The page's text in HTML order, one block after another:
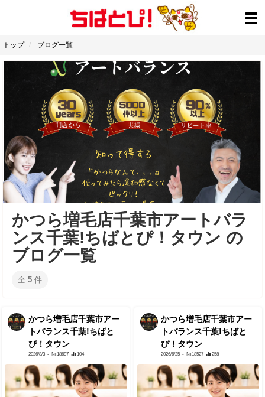
トップ ブログ一覧
かつら増毛店千葉市アートバラ
ンス千葉!ちばとぴ！タウン の
ブログ一覧
全 5 件
かつら増毛店千葉市アー
トバランス千葉!ちばと
ぴ！タウン
2026/8/3 - №18697 104
かつら増毛店千葉市アー
トバランス千葉!ちばと
ぴ！タウン
2026/6/25 - №18527 258